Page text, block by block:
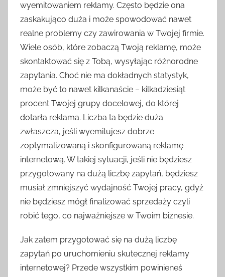
wyemitowaniem reklamy. Często będzie ona
zaskakująco duża i może spowodować nawet
realne problemy czy zawirowania w Twojej firmie.
Wiele osób, które zobaczą Twoją reklamę, może
skontaktować się z Tobą, wysyłając różnorodne
zapytania. Choć nie ma dokładnych statystyk,
może być to nawet kilkanaście – kilkadziesiąt
procent Twojej grupy docelowej, do której
dotarła reklama. Liczba ta będzie duża
zwłaszcza, jeśli wyemitujesz dobrze
zoptymalizowaną i skonfigurowaną reklamę
internetową. W takiej sytuacji, jeśli nie będziesz
przygotowany na dużą liczbę zapytań, będziesz
musiał zmniejszyć wydajność Twojej pracy, gdyż
nie będziesz mógł finalizować sprzedaży czyli
robić tego, co najważniejsze w Twoim biznesie.
Jak zatem przygotować się na dużą liczbę
zapytań po uruchomieniu skutecznej reklamy
internetowej? Przede wszystkim powinieneś